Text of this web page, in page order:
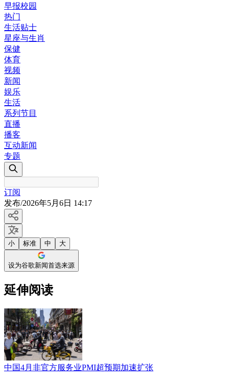
早报校园
热门
生活贴士
星座与生肖
保健
体育
视频
新闻
娱乐
生活
系列节目
直播
播客
互动新闻
专题
订阅
发布/2026年5月6日 14:17
小 标准 中 大
设为谷歌新闻首选来源
延伸阅读
中国4月非官方服务业PMI超预期加速扩张